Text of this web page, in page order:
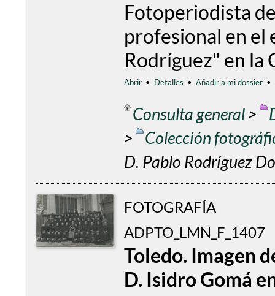
Fotoperiodista
profesional en el
Rodríguez" en la
Abrir • Detalles • Añadir a mi dossier •
Consulta general>
>
Colección
D. Pablo Rodríguez
FOTOGRAFÍA
ADPTO_LMN_F_1407
Toledo. Imagen
D. Isidro Gomá